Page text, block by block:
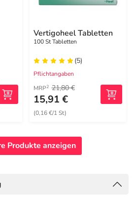
Vertigoheel Tabletten
100 St Tabletten
(5)
Pflichtangaben
MRP2 21,80 €
15,91 €
(0,16 €/1 St)
Produkte anzeigen